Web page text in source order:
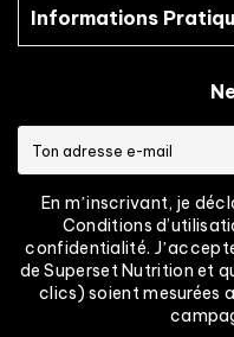
Informations
En mʼinscrivant, je
Conditions
confidentialité.
de Superset Nutrition et
clics) soient mesurées